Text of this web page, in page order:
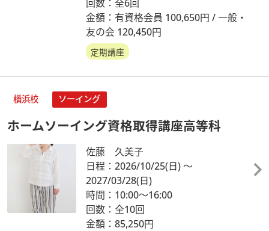
回数：全6回
金額：有資格会員 100,650円 / 一般・
友の会 120,450円
定期講座
横浜校 ソーイング
ホームソーイング資格取得講座高等科
佐藤 久美子
日程：2026/10/25(日)～
2027/03/28(日)
時間：10:00～16:00
回数：全10回
金額：85,250円